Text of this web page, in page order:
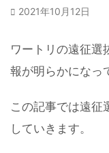
2021年10月12日
ワートリの遠征選
報が明らかになっ
この記事では遠征
していきます。